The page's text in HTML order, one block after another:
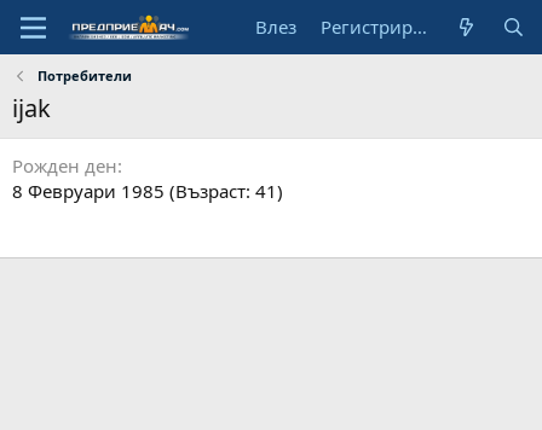
Влез Регистрирай се
Потребители
ijak
Рожден ден
8 Февруари 1985 (Възраст: 41)